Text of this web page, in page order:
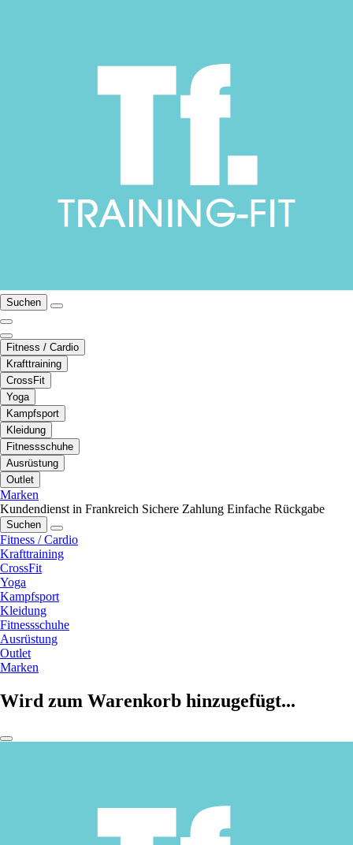
Suchen
Fitness / Cardio
Krafttraining
CrossFit
Yoga
Kampfsport
Kleidung
Fitnessschuhe
Ausrüstung
Outlet
Marken
Kundendienst in Frankreich Sichere Zahlung Einfache Rückgabe
Suchen
Fitness / Cardio
Krafttraining
CrossFit
Yoga
Kampfsport
Kleidung
Fitnessschuhe
Ausrüstung
Outlet
Marken
Wird zum Warenkorb hinzugefügt...